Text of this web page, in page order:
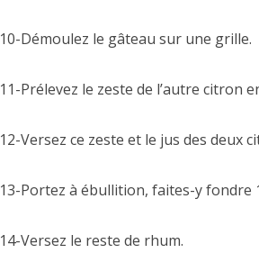
10-Démoulez le gâteau sur une grille.
11-Prélevez le zeste de l’autre citron
12-Versez ce zeste et le jus des deux
13-Portez à ébullition, faites-y fondre
14-Versez le reste de rhum.